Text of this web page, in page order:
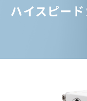
ハイスピー